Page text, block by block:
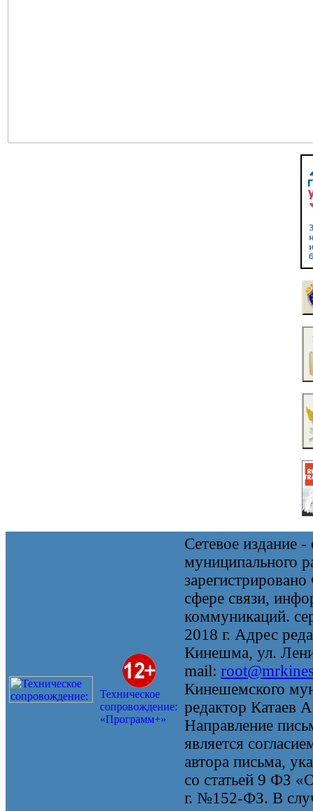
Техническое
сопровождение:
«Программ+»
Сетевое издание
муниципального
сфере связи,
коммуникаций.
2018 г. Адрес
Кинешма, ул.
mail:
Кинешемского
редактор Катаев
Направление
является
автора письма,
со статьей 9 ФЗ
г. №152-ФЗ. В